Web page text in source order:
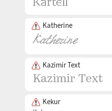
Katherine
Kazimir Text
Kekur